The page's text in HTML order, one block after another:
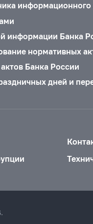
информации Банка
нормативных
Банка России
дней и